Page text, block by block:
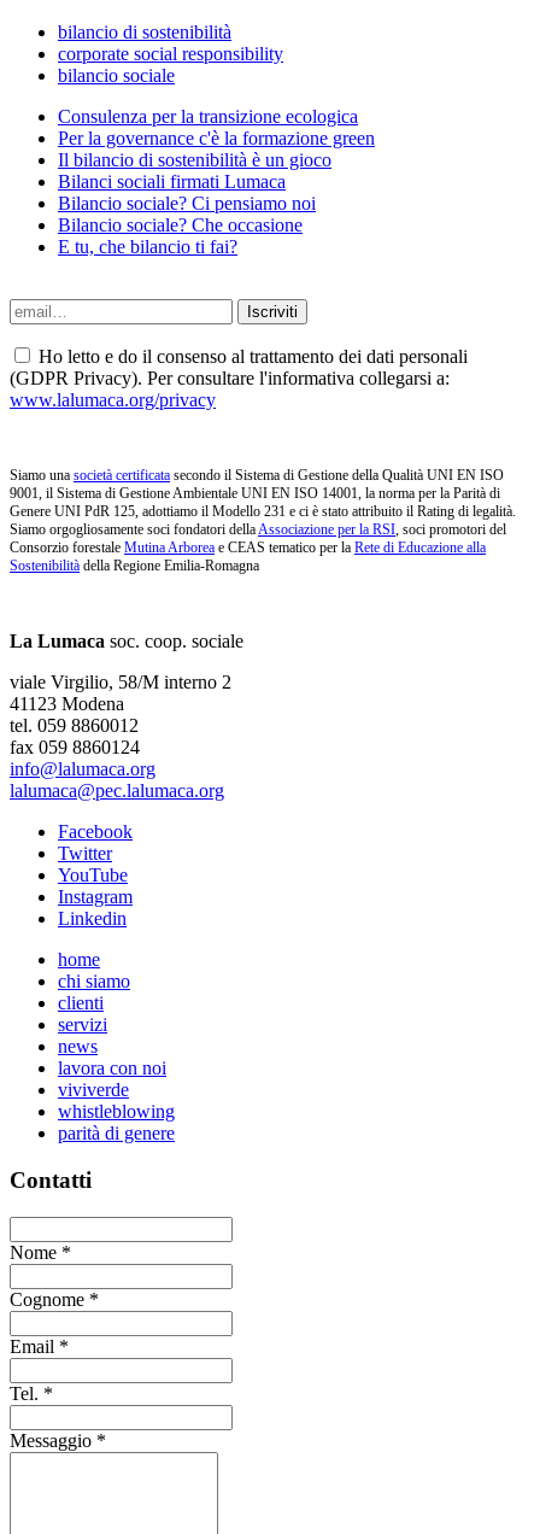
bilancio di sostenibilità
corporate social responsibility
bilancio sociale
Consulenza per la transizione ecologica
Per la governance c'è la formazione green
Il bilancio di sostenibilità è un gioco
Bilanci sociali firmati Lumaca
Bilancio sociale? Ci pensiamo noi
Bilancio sociale? Che occasione
E tu, che bilancio ti fai?
Ho letto e do il consenso al trattamento dei dati personali
(GDPR Privacy). Per consultare l'informativa collegarsi a:
www.lalumaca.org/privacy
Siamo una società certificata secondo il Sistema di Gestione della Qualità UNI EN ISO
9001, il Sistema di Gestione Ambientale UNI EN ISO 14001, la norma per la Parità di
Genere UNI PdR 125, adottiamo il Modello 231 e ci è stato attribuito il Rating di legalità.
Siamo orgogliosamente soci fondatori dellaAssociazione per la RSI, soci promotori del
Consorzio forestale Mutina Arborea e CEAS tematico per la Rete di Educazione alla
Sostenibilità della Regione Emilia-Romagna
La Lumaca soc. coop. sociale
viale Virgilio, 58/M interno 2
41123 Modena
tel. 059 8860012
fax 059 8860124
info@lalumaca.org
lalumaca@pec.lalumaca.org
Facebook
Twitter
YouTube
Instagram
Linkedin
home
chi siamo
clienti
servizi
news
lavora con noi
viviverde
whistleblowing
parità di genere
Contatti
Nome *
Cognome *
Email *
Tel. *
Messaggio *